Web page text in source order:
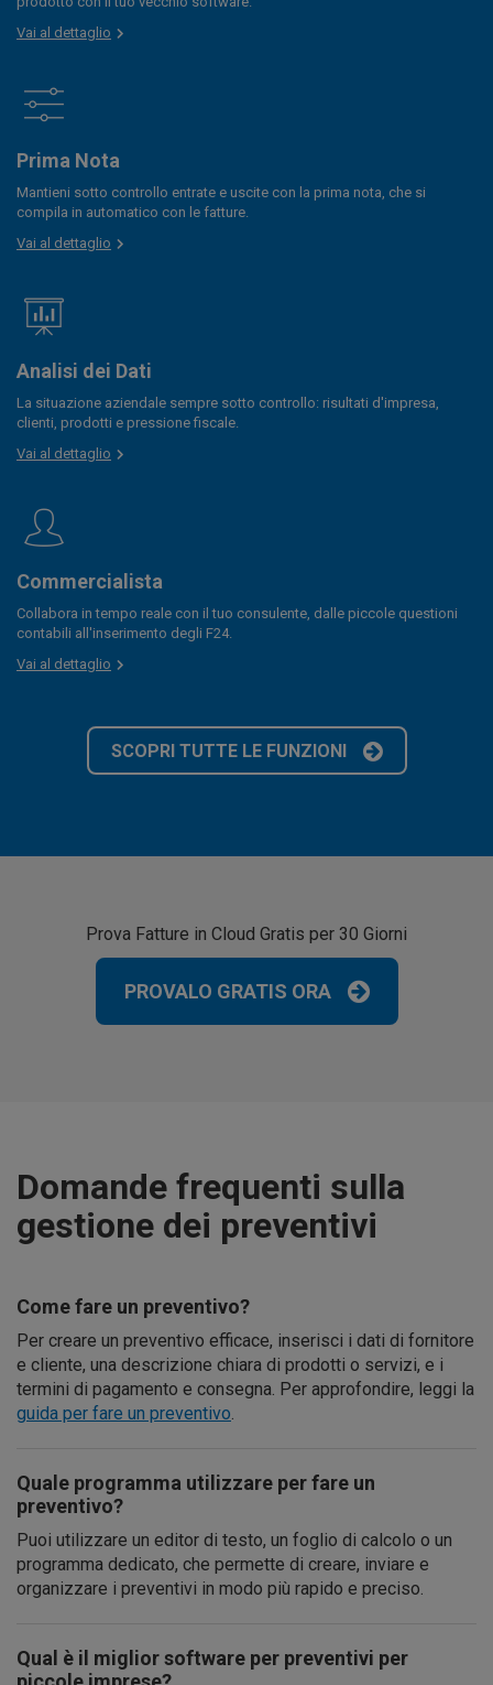
Vai al dettaglio
Prima Nota
Mantieni sotto controllo entrate e uscite con la prima nota, che si
compila in automatico con le fatture.
Vai al dettaglio
Analisi dei Dati
La situazione aziendale sempre sotto controllo: risultati d'impresa,
clienti, prodotti e pressione fiscale.
Vai al dettaglio
Commercialista
Collabora in tempo reale con il tuo consulente, dalle piccole questioni
contabili all'inserimento degli F24.
Vai al dettaglio
SCOPRI TUTTE LE FUNZIONI
Prova Fatture in Cloud Gratis per 30 Giorni
PROVALO GRATIS ORA
Domande frequenti sulla
gestione dei preventivi
Come fare un preventivo?
Per creare un preventivo efficace, inserisci i dati di fornitore
e cliente, una descrizione chiara di prodotti o servizi, e i
termini di pagamento e consegna. Per approfondire, leggi la
guida per fare un preventivo.
Quale programma utilizzare per fare un
preventivo?
Puoi utilizzare un editor di testo, un foglio di calcolo o un
programma dedicato, che permette di creare, inviare e
organizzare i preventivi in modo più rapido e preciso.
Qual è il miglior software per preventivi per